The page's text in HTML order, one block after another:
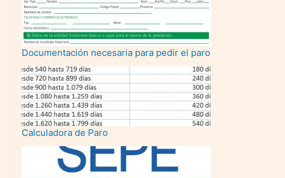
Documentación necesaria para pedir el paro
Calculadora de Paro